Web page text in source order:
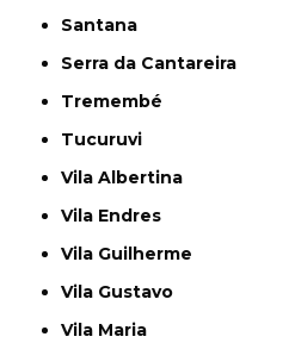
Santana
Serra da Cantareira
Tremembé
Tucuruvi
Vila Albertina
Vila Endres
Vila Guilherme
Vila Gustavo
Vila Maria